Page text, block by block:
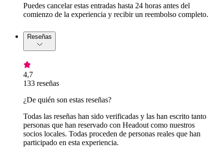
Puedes cancelar estas entradas hasta 24 horas antes del
comienzo de la experiencia y recibir un reembolso completo.
Reseñas
4,7
133 reseñas
¿De quién son estas reseñas?
Todas las reseñas han sido verificadas y las han escrito tanto
personas que han reservado con Headout como nuestros
socios locales. Todas proceden de personas reales que han
participado en esta experiencia.